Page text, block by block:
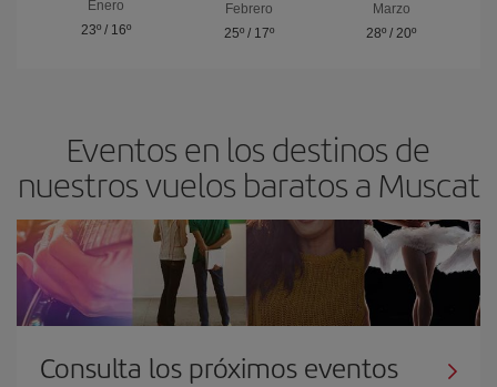
Enero
23º/ 16º
Febrero
25º/ 17º
Marzo
28º / 20º
Eventos en los destinos de
nuestros vuelos baratos a Muscat
Consulta los próximos eventos